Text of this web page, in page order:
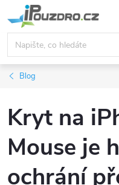
na
obsah
Blog
Kryt na
Mouse je
ochrání